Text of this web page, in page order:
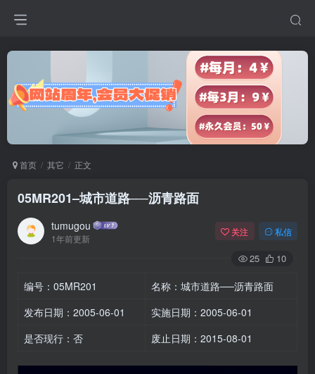
首页 其它 正文
05MR201–城市道路──沥青路面
tumugou
1年前更新
关注 私信
25 10
编号：05MR201
名称：城市道路──沥青路面
发布日期：2005-06-01
实施日期：2005-06-01
是否现行：否
废止日期：2015-08-01